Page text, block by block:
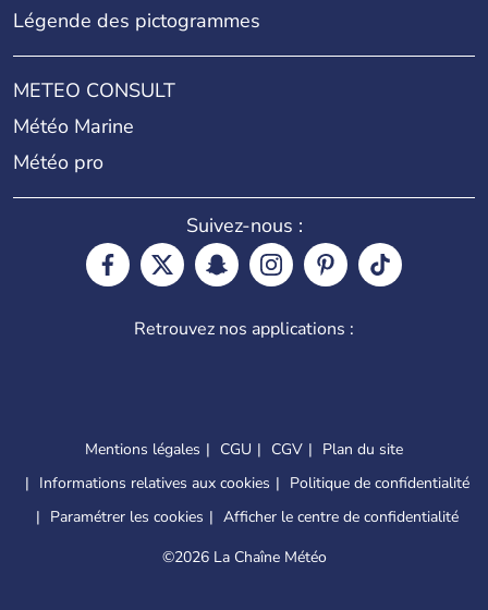
Légende des pictogrammes
METEO CONSULT
Météo Marine
Météo pro
Suivez-nous :
Retrouvez nos applications :
Mentions légales CGU CGV
Plan du site
Informations relatives aux cookies
Politique de confidentialité
Paramétrer les cookies
Afficher le centre de confidentialité
©2026 La Chaîne Météo